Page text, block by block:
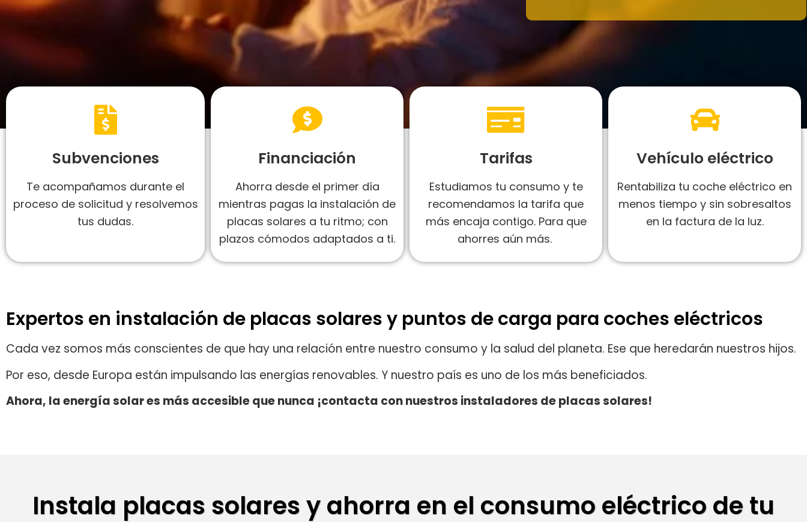
Subvenciones
Te acompañamos durante el
proceso de solicitud y resolvemos
tus dudas.
Financiación
Ahorra desde el primer día
mientras pagas la instalación de
placas solares a tu ritmo; con
plazos cómodos adaptados a ti.
Tarifas
Estudiamos tu consumo y te
recomendamos la tarifa que
más encaja contigo. Para que
ahorres aún más.
Vehículo eléctrico
Rentabiliza tu coche eléctrico en
menos tiempo y sin sobresaltos
en la factura de la luz.
Expertos en instalación de placas solares y puntos de carga para coches eléctricos
Cada vez somos más conscientes de que hay una relación entre nuestro consumo y la salud del planeta. Ese que heredarán nuestros hijos.
Por eso, desde Europa están impulsando las energías renovables. Y nuestro país es uno de los más beneficiados.
Ahora, la energía solar es más accesible que nunca ¡contacta con nuestros instaladores de placas solares!
Instala placas solares y ahorra en el consumo eléctrico de tu